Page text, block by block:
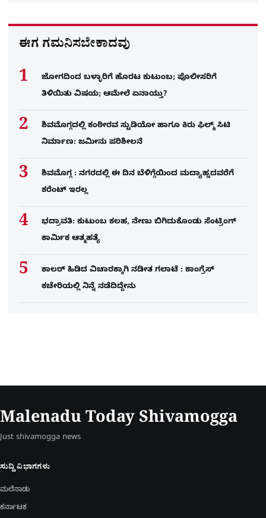
ಈಗ ಗಮನಿಸಬೇಕಾದವು
ಜೋಗದಿಂದ ಬಳ್ಳಾರಿಗೆ ಹೊರಟ ಕುಟುಂಬ; ಪೊಲೀಸರಿಗೆ
ತಿಳಿಯಿತು ವಿಷಯ; ಆಮೇಲೆ ಏನಾಯ್ತು?
ಶಿವಮೊಗ್ಗದಲ್ಲಿ ಕಂಠೀರವ ಸ್ಟುಡಿಯೋ ಹಾಗೂ ಕಿರು ಫಿಲ್ಮ್ ಸಿಟಿ
ನಿರ್ಮಾಣ: ಜಮೀನು ಪರಿಶೀಲನೆ
ಶಿವಮೊಗ್ಗ : ನಗರದಲ್ಲಿ ಈ ದಿನ ಬೆಳಿಗ್ಗೆಯಿಂದ ಮದ್ಯಾಹ್ನದವರೆಗೆ
ಕರೆಂಟ್​ ಇರಲ್ಲ
ಭದ್ರಾವತಿ: ಕುಟುಂಬ ಕಲಹ, ನೇಣು ಬಿಗಿದುಕೊಂಡು ಸೆಂಟ್ರಿಂಗ್​
ಕಾರ್ಮಿಕ ಆತ್ಮಹತ್ಯೆ
ಕಾಲರ್​​​ ಹಿಡಿದ ವಿಚಾರಕ್ಕಾಗಿ ನಡೀತ ಗಲಾಟೆ : ಕಾಂಗ್ರೆಸ್​
ಕಚೇರಿಯಲ್ಲಿ ನಿನ್ನೆ ನಡೆದಿದ್ದೇನು
Malenadu Today Shivamogga
Just shivamogga news
ಸುದ್ದಿ ವಿಭಾಗಗಳು
ಮಲೆನಾಡು
ಕರ್ನಾಟಕ